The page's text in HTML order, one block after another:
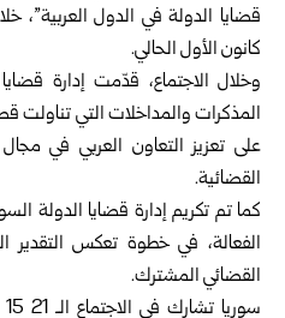
كانون الأول الحالي.
وخلال الاجتماع، قدّمت إدارة
المذكرات والمداخلات التي تناولت
على تعزيز التعاون العربي في
القضائية.
كما تم تكريم إدارة قضايا الدولة
الفعالة، في خطوة تعكس التقدير
القضائي المشترك.